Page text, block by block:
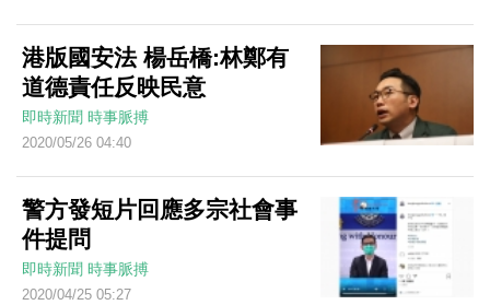
港版國安法 楊岳橋:林鄭有
道德責任反映民意
即時新聞 時事脈搏
2020/05/26 04:40
警方發短片回應多宗社會事
件提問
即時新聞 時事脈搏
2020/04/25 05:27